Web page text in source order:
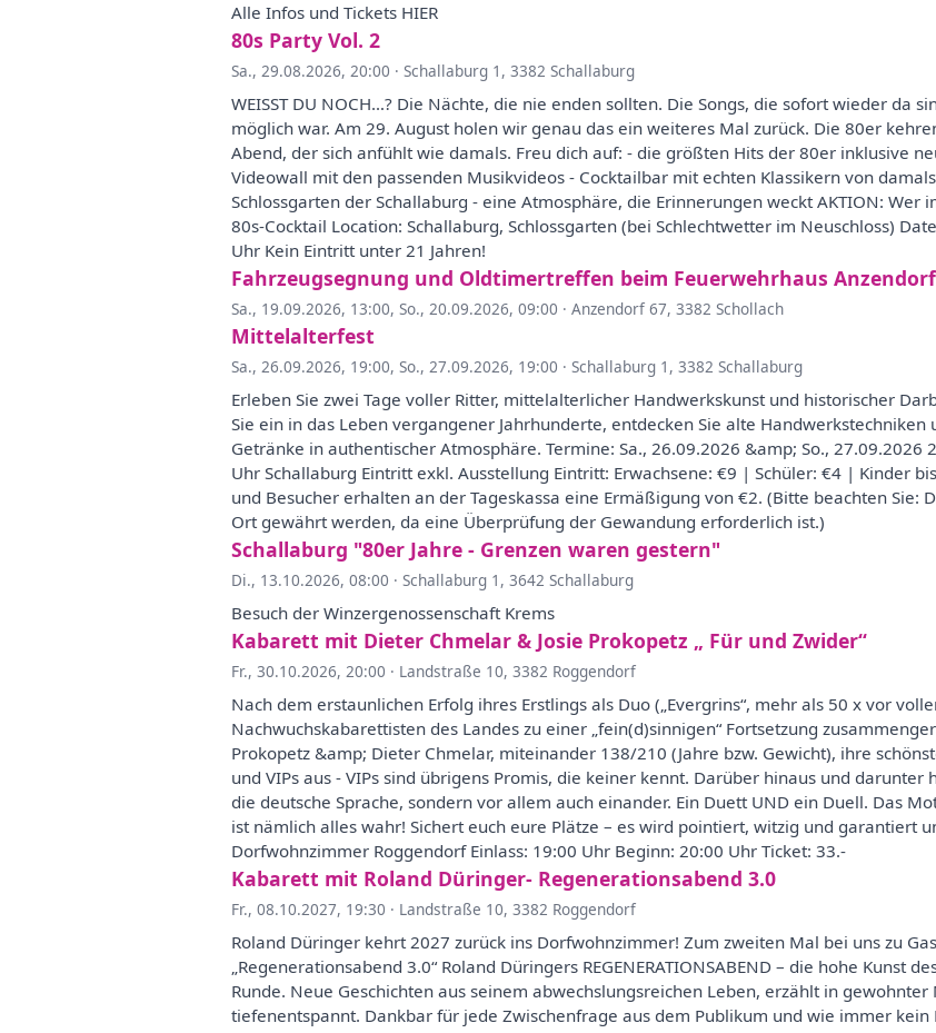
Alle Infos und Tickets HIER
80s Party Vol. 2
Sa., 29.08.2026, 20:00 · Schallaburg 1, 3382 Schallaburg
WEISST DU NOCH…? Die Nächte, die nie enden sollten. Die Songs, die sofort wieder da
möglich war. Am 29. August holen wir genau das ein weiteres Mal zurück. Die 80er
Abend, der sich anfühlt wie damals. Freu dich auf: - die größten Hits der 80er inklusive
Videowall mit den passenden Musikvideos - Cocktailbar mit echten Klassikern von
Schlossgarten der Schallaburg - eine Atmosphäre, die Erinnerungen weckt AKTION:
80s-Cocktail Location: Schallaburg, Schlossgarten (bei Schlechtwetter im Neuschloss)
Uhr Kein Eintritt unter 21 Jahren!
Fahrzeugsegnung und Oldtimertreffen beim Feuerwehrhaus Anzendorf
Sa., 19.09.2026, 13:00, So., 20.09.2026, 09:00 · Anzendorf 67, 3382 Schollach
Mittelalterfest
Sa., 26.09.2026, 19:00, So., 27.09.2026, 19:00 · Schallaburg 1, 3382 Schallaburg
Erleben Sie zwei Tage voller Ritter, mittelalterlicher Handwerkskunst und historischer
Sie ein in das Leben vergangener Jahrhunderte, entdecken Sie alte Handwerkstechniken
Getränke in authentischer Atmosphäre. Termine: Sa., 26.09.2026 &amp; So.,
Uhr Schallaburg Eintritt exkl. Ausstellung Eintritt: Erwachsene: €9 | Schüler: €4 | Kinder
und Besucher erhalten an der Tageskassa eine Ermäßigung von €2. (Bitte beachten Sie:
Ort gewährt werden, da eine Überprüfung der Gewandung erforderlich ist.)
Schallaburg "80er Jahre - Grenzen waren gestern"
Di., 13.10.2026, 08:00 · Schallaburg 1, 3642 Schallaburg
Besuch der Winzergenossenschaft Krems
Kabarett mit Dieter Chmelar & Josie Prokopetz „ Für und Zwider“
Fr., 30.10.2026, 20:00 · Landstraße 10, 3382 Roggendorf
Nach dem erstaunlichen Erfolg ihres Erstlings als Duo („Evergrins“, mehr als 50 x vor
Nachwuchskabarettisten des Landes zu einer „fein(d)sinnigen“ Fortsetzung
Prokopetz &amp; Dieter Chmelar, miteinander 138/210 (Jahre bzw. Gewicht), ihre
und VIPs aus - VIPs sind übrigens Promis, die keiner kennt. Darüber hinaus und
die deutsche Sprache, sondern vor allem auch einander. Ein Duett UND ein Duell. Das
ist nämlich alles wahr! Sichert euch eure Plätze – es wird pointiert, witzig und garantiert
Dorfwohnzimmer Roggendorf Einlass: 19:00 Uhr Beginn: 20:00 Uhr Ticket: 33.-
Kabarett mit Roland Düringer- Regenerationsabend 3.0
Fr., 08.10.2027, 19:30 · Landstraße 10, 3382 Roggendorf
Roland Düringer kehrt 2027 zurück ins Dorfwohnzimmer! Zum zweiten Mal bei uns zu
„Regenerationsabend 3.0“ Roland Düringers REGENERATIONSABEND – die hohe Kunst
Runde. Neue Geschichten aus seinem abwechslungsreichen Leben, erzählt in
tiefenentspannt. Dankbar für jede Zwischenfrage aus dem Publikum und wie immer